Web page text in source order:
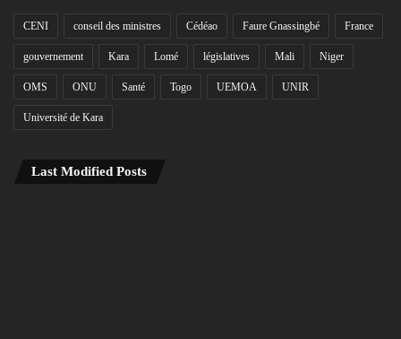
CENI conseil des ministres Cédéao Faure Gnassingbé France
gouvernement Kara Lomé législatives Mali Niger
OMS ONU Santé Togo UEMOA UNIR
Université de Kara
Last Modified Posts